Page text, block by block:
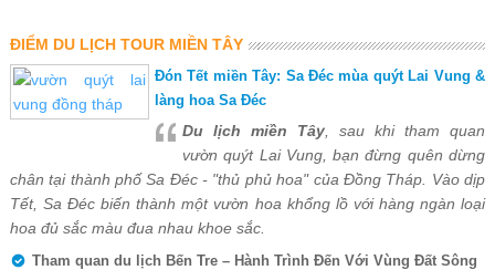
ĐIỂM DU LỊCH TOUR MIỀN TÂY
Đón Tết miền Tây: Sa Đéc mùa quýt Lai Vung &
làng hoa Sa Đéc
Du lịch miền Tây , sau khi tham quan
vườn quýt Lai Vung, bạn đừng quên dừng
chân tại thành phố Sa Đéc - "thủ phủ hoa" của Đồng Tháp. Vào dịp
Tết, Sa Đéc biến thành một vườn hoa khổng lồ với hàng ngàn loại
hoa đủ sắc màu đua nhau khoe sắc.
Tham quan du lịch Bến Tre – Hành Trình Đến Với Vùng Đất Sông